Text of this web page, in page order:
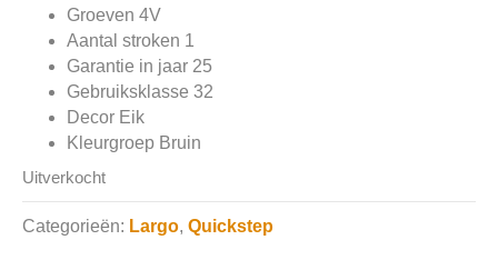
Groeven 4V
Aantal stroken 1
Garantie in jaar 25
Gebruiksklasse 32
Decor Eik
Kleurgroep Bruin
Uitverkocht
Categorieën: Largo, Quickstep